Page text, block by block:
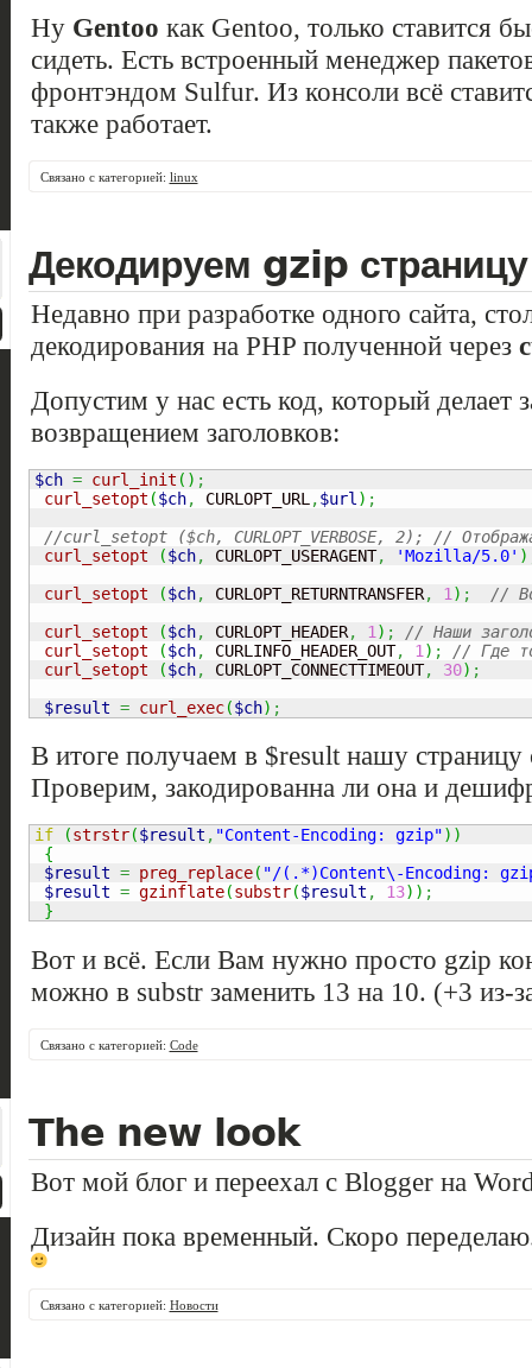
Ну Gentoo как Gentoo, только ставится
сидеть. Есть встроенный менеджер
фронтэндом Sulfur. Из консоли всё
также работает.
Связано с категорией: linux
Декодируем gzip
Недавно при разработке одного сайта,
декодирования на PHP полученной через
Допустим у нас есть код, который делает
возвращением заголовков:
$ch = curl_init ( ) ;
curl_setopt ($ch, CURLOPT_URL ,$url ) ;
//curl_setopt ($ch, CURLOPT_VERBOSE, 2); //
curl_setopt
($ch, CURLOPT_USERAGENT, 'Mozilla/5.0' )
curl_setopt
($ch, CURLOPT_RETURNTRANSFER, 1 ) ;
//
curl_setopt
($ch, CURLOPT_HEADER, 1 ) ;
// Наши
curl_setopt
($ch, CURLINFO_HEADER_OUT, 1 ) ;
// Где
curl_setopt
($ch, CURLOPT_CONNECTTIMEOUT, 30) ;
$result = curl_exec($ch) ;
В итоге получаем в $result нашу страницу
Проверим, закодированна ли она и
if (strstr($result , "Content-Encoding: gzip") )
{
$result = preg_replace( "/(.*)Content\-Encoding:
$result = gzinflate(substr($result , 13) ) ;
}
Вот и всё. Если Вам нужно просто gzip
можно в substr заменить 13 на 10. (+3 из-
Связано с категорией: Code
The new look
Вот мой блог и переехал с Blogger на
Дизайн пока временный. Скоро
Связано с категорией: Новости